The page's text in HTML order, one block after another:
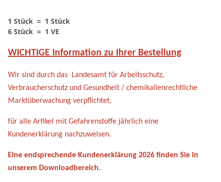
1 Stück = 1 Stück
6 Stück = 1 VE
WICHTIGE Information zu Ihrer Bestellung
Wir sind durch das Landesamt für Arbeitsschutz,
Verbraucherschutz und Gesundheit / chemikalienrechtliche
Marktüberwachung verpflichtet,
für alle Artikel mit Gefahrenstoffe jährlich eine
Kundenerklärung nachzuweisen.
Eine endsprechende Kundenerklärung 2026 finden Sie in
unserem Downloadbereich.